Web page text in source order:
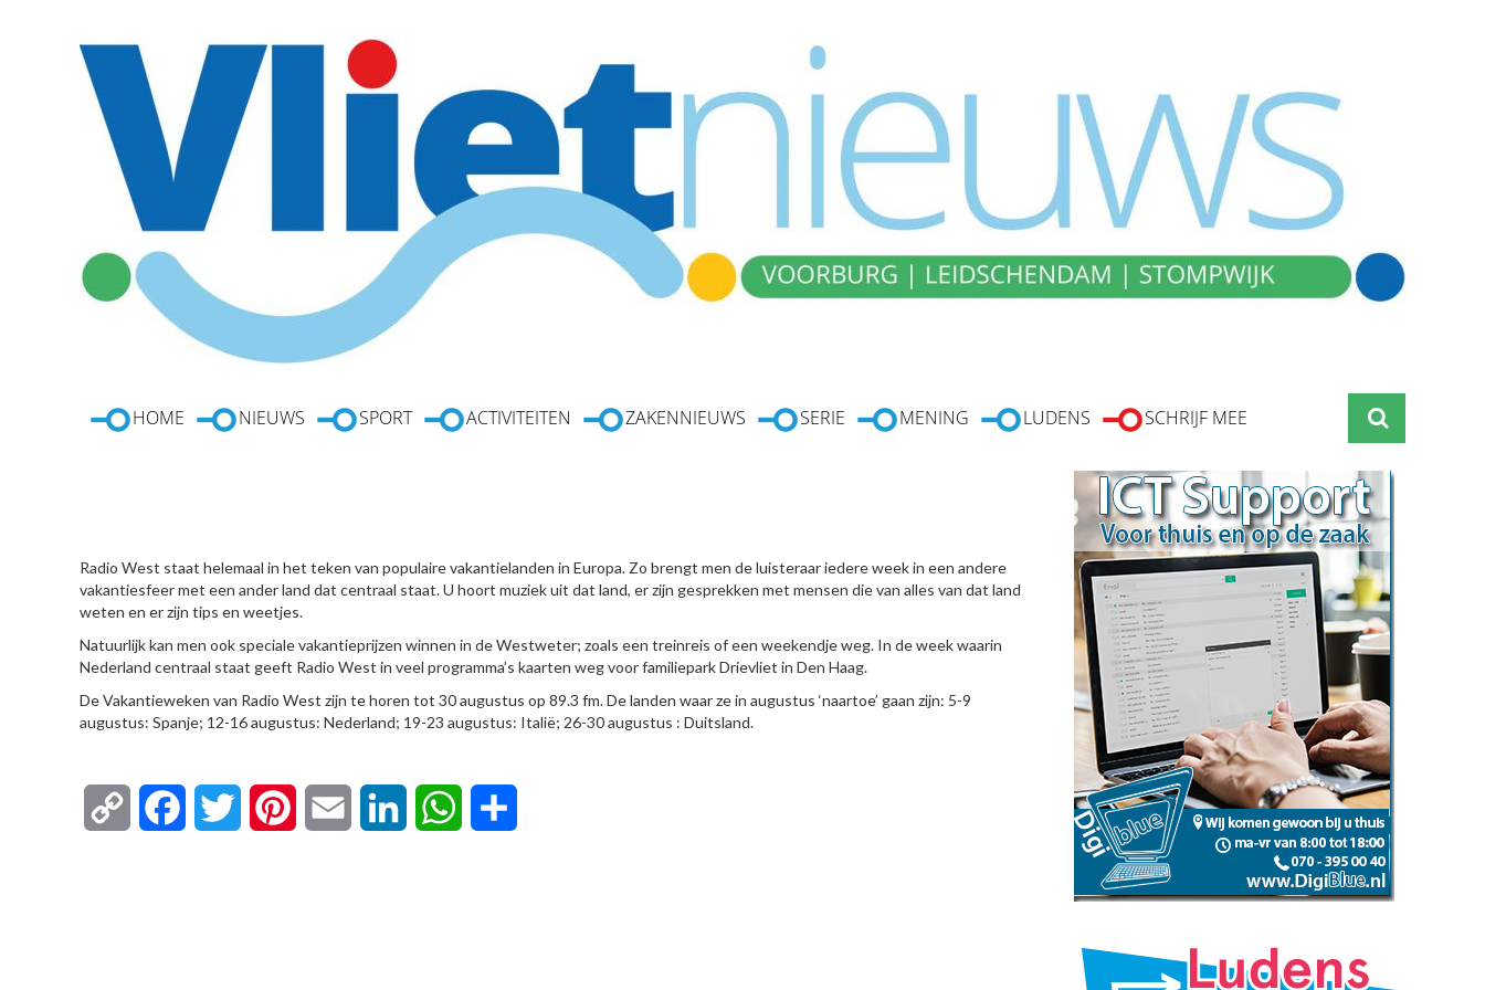
HOME NIEUWS SPORT ACTIVITEITEN ZAKENNIEUWS SERIE MENING LUDENS SCHRIJF MEE
Radio West staat helemaal in het teken van populaire vakantielanden in Europa. Zo brengt men de luisteraar iedere week in een andere
vakantiesfeer met een ander land dat centraal staat. U hoort muziek uit dat land, er zijn gesprekken met mensen die van alles van dat land
weten en er zijn tips en weetjes.
Natuurlijk kan men ook speciale vakantieprijzen winnen in de Westweter; zoals een treinreis of een weekendje weg. In de week waarin
Nederland centraal staat geeft Radio West in veel programma’s kaarten weg voor familiepark Drievliet in Den Haag.
De Vakantieweken van Radio West zijn te horen tot 30 augustus op 89.3 fm. De landen waar ze in augustus ‘naartoe’ gaan zijn: 5-9
augustus: Spanje; 12-16 augustus: Nederland; 19-23 augustus: Italië; 26-30 augustus : Duitsland.
Copy FacebookTwitter Pinterest Email LinkedIn WhatsApp